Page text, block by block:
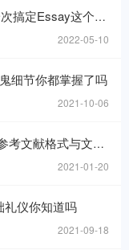
这个“八股文”
2022-05-10
细节你都掌握了吗
2021-10-06
式与文内引用格式
2021-01-20
礼仪你知道吗
2021-09-18